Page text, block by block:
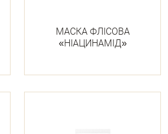
МАСКА ФЛІСОВА
«НІАЦИНАМІД»